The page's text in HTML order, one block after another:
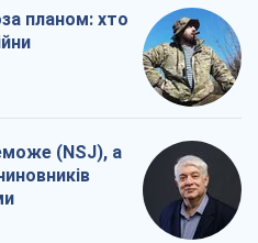
планом: хто
(NSJ), а